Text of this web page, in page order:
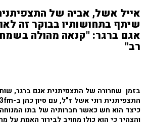
אייל אשל, אביה של
שיתף בתחושותיו בבוקר זה
אגם ברגר: "קנאה מהולה
רב"
בזמן שחרורה של התצפיתנית אגם ברגר,
כיצד הוא חש כאשר חברותיה של בתו
והצהיר כי הוא כולו מחויב לבירור האמת על מה שקרה